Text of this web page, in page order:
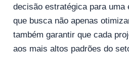
decisão estratégica para uma
que busca não apenas
também garantir que cada
aos mais altos padrões do